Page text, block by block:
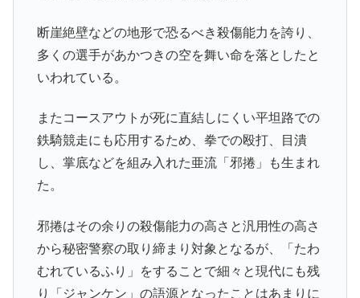
断崖絶壁などの地形で恐るべき殺傷能力を誇り、
多くの選手があかつきの空を舞い命を落としたと
いわれている。
またコースアウトが死に直結しにくい平坦路での
鉄騎競走にも応用するため、拳での殴打、目潰
し、掌底などを組み入れた亜流「邪捲」も生まれ
た。
邪捲はその余りの殺傷能力の高さと汎用性の高さ
から秘密警察の取り締まり対象となるが、「たわ
むれているふり」をすることで細々と現代にも残
り「ジャンケン」の語源となったことはあまりに